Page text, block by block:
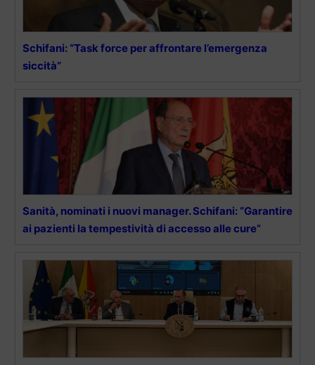
Schifani: “Task force per affrontare l’emergenza
siccità”
Sanità, nominati i nuovi manager. Schifani: “Garantire
ai pazienti la tempestività di accesso alle cure”